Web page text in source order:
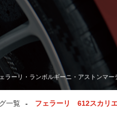
ーリ・ランボルギーニ・アストンマー
一覧 フェラーリ 612スカリ